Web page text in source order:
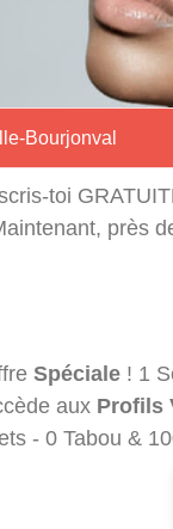
Bourjonval
toi
près
Spéciale! 1
aux Profils
- 0 Tabou &